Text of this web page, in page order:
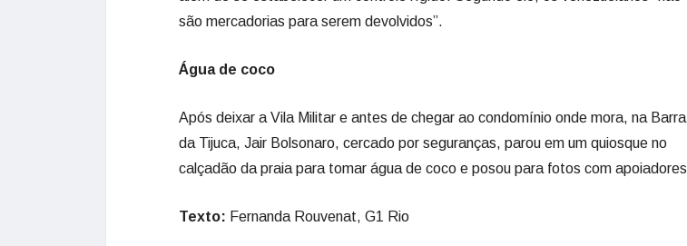
são mercadorias para serem devolvidos”.
Água de coco
Após deixar a Vila Militar e antes de chegar ao condomínio onde mora, na Barra
da Tijuca, Jair Bolsonaro, cercado por seguranças, parou em um quiosque no
calçadão da praia para tomar água de coco e posou para fotos com apoiadores
Texto: Fernanda Rouvenat, G1 Rio